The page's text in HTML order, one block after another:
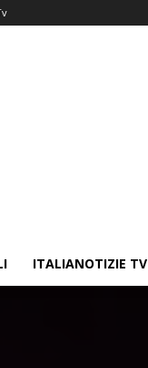
ITALIANOTIZIE TV